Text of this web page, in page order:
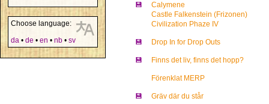
Choose language:
da • de • en • nb • sv
💾
Calymene
Castle Falkenstein (Frizonen)
Civilization Phaze IV
💾 Drop In for Drop Outs
💾 Finns det liv, finns det hopp?
Förenklat MERP
💾 Gräv där du står